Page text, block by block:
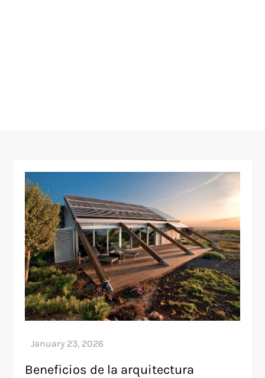
Beneficios de la arquitectura